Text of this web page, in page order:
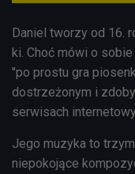
Daniel tworzy od 16.
ki. Choć mówi o
"po prostu gra
dostrzeżonym i
serwisach
Jego muzyka to
niepokojące